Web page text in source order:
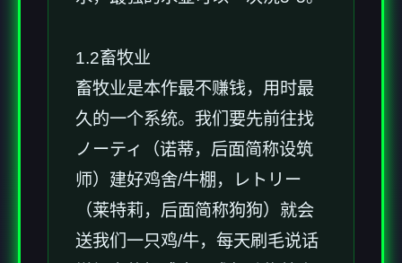
1.2畜牧业
畜牧业是本作最不赚钱，用时最
久的一个系统。我们要先前往找
ノーティ（诺蒂，后面简称设筑
师）建好鸡舍/牛棚，レトリー
（莱特莉，后面简称狗狗）就会
送我们一只鸡/牛，每天刷毛说话